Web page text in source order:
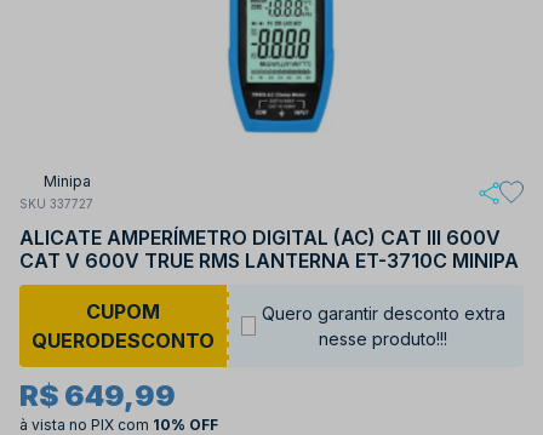
Minipa
SKU 337727
ALICATE AMPERÍMETRO DIGITAL (AC) CAT III 600V
CAT V 600V TRUE RMS LANTERNA ET-3710C MINIPA
CUPOM
QUERODESCONTO
Quero garantir desconto extra
nesse produto!!!
R$ 649,99
à vista no PIX com 10% OFF